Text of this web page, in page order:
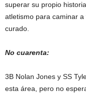
superar su propio
atletismo para caminar
curado.
No cuarenta:
3B Nolan Jones y SS
esta área, pero no